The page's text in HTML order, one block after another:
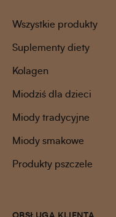
Wszystkie produkty
Suplementy diety
Kolagen
Miodziś dla dzieci
Miody tradycyjne
Miody smakowe
Produkty pszczele